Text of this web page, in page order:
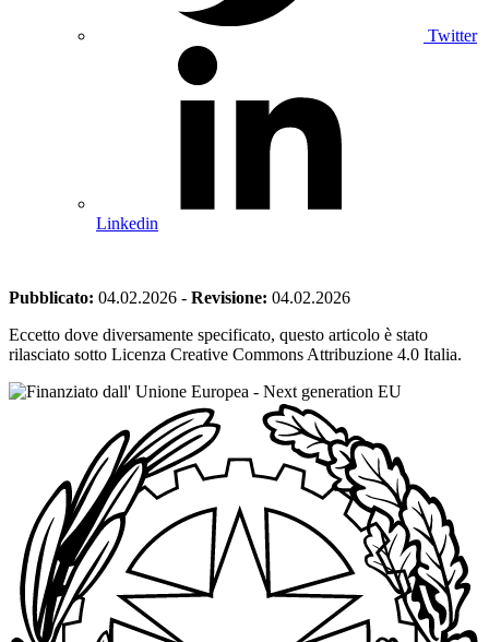
Twitter
Linkedin
Pubblicato: 04.02.2026 - Revisione: 04.02.2026
Eccetto dove diversamente specificato, questo articolo è stato
rilasciato sotto Licenza Creative Commons Attribuzione 4.0 Italia.